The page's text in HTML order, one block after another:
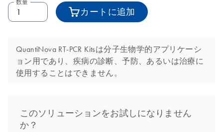
数量
カートに追加
QuantiNova RT-PCR Kitsは分子生物学的アプリケーシ
ョン用であり、疾病の診断、予防、あるいは治療に
使用することはできません。
このソリューションをお試しになりません
か？